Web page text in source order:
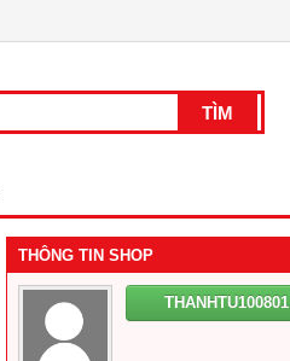
THÔNG TIN SHOP
THANHTU100801